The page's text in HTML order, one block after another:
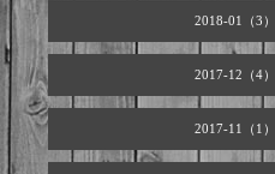
2018-01（3）
2017-12（4）
2017-11（1）